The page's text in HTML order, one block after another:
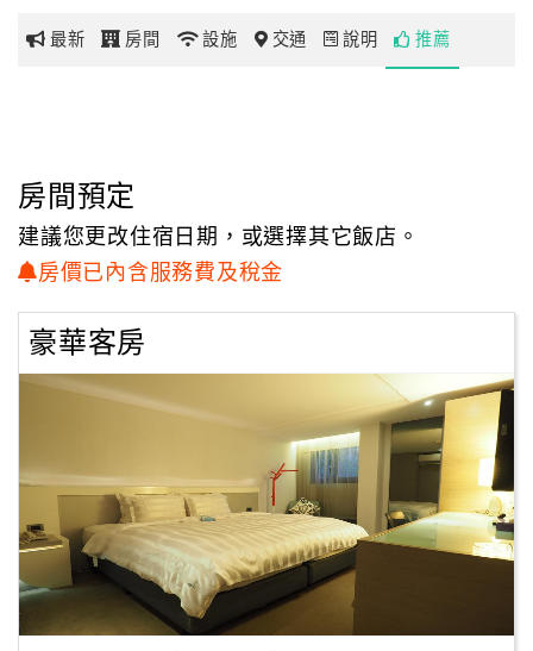
玩
地
圖
顧
務
意
度
訂
它代表「幸運」和「財富」，在現在社會中可以很醒目也可
以很時尚。
色彩可創建與眾不同的情調，淺紫色讓人聯想到「浪漫」，
的旅店愜意的享受。
本旅店為全台北市唯一採用紫色外觀的旅店，外觀設計為二
種紫色，一為羅蘭紫，一為江戶紫。
外牆烤漆光樣本就花了四個月時間，烤了十幾片樣本去做規
畫，最後才選擇現在的外觀鋁板烤漆。
在這老舊的城區選擇使用這麼突顯的顏色，是需要經過一翻
努力的，
在製作過程中，設計師、老闆、現場規畫團隊深怕把一家旅
店變成一家夜店，但最後我們成功了！！
最新 房間 設施 交通 說明 推薦
房間預定
建議您更改住宿日期，或選擇其它飯店。
房價已內含服務費及稅金
豪華客房